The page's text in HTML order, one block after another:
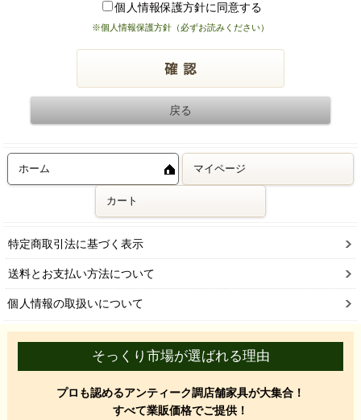
個人情報保護方針に同意する
※個人情報保護方針（必ずお読みください）
ホーム マイページ
カート
特定商取引法に基づく表示
送料とお支払い方法について
個人情報の取扱いについて
そっくり市場が選ばれる理由
プロも認めるアンティーク調店舗家具が大集合！
すべて業販価格でご提供！